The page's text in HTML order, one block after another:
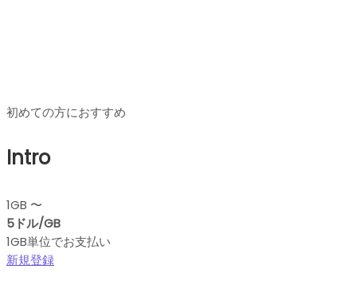
初めての方におすすめ
Intro
1GB 〜
5ドル/GB
1GB単位でお支払い
新規登録